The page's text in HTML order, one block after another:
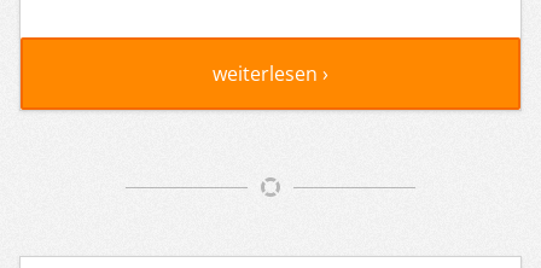
weiterlesen ›